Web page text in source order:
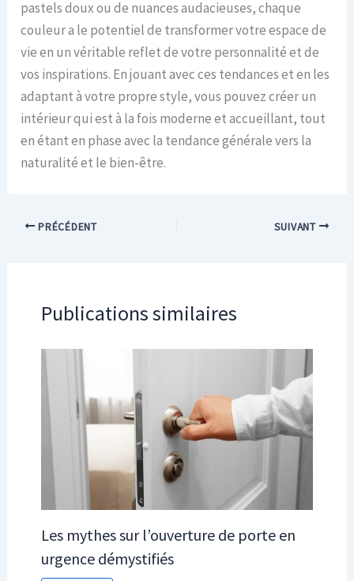
pastels doux ou de nuances audacieuses, chaque
couleur a le potentiel de transformer votre espace de
vie en un véritable reflet de votre personnalité et de
vos inspirations. En jouant avec ces tendances et en les
adaptant à votre propre style, vous pouvez créer un
intérieur qui est à la fois moderne et accueillant, tout
en étant en phase avec la tendance générale vers la
naturalité et le bien-être.
PRÉCÉDENT SUIVANT
Publications similaires
Les mythes sur l’ouverture de porte en
urgence démystifiés